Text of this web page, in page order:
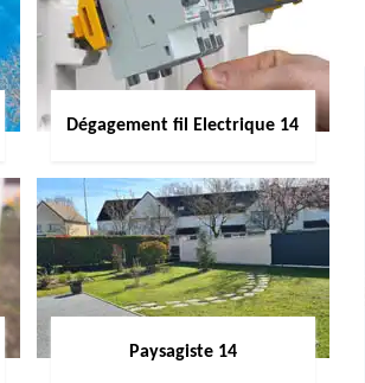
Dégagement fil Electrique 14
Paysagiste 14